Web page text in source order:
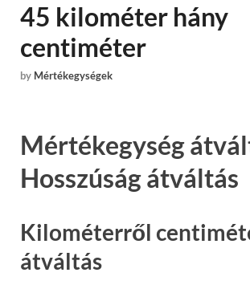
45 kilométer hány
centiméter
by Mértékegységek
Mértékegység
Hosszúság átváltás
Kilométerről
átváltás